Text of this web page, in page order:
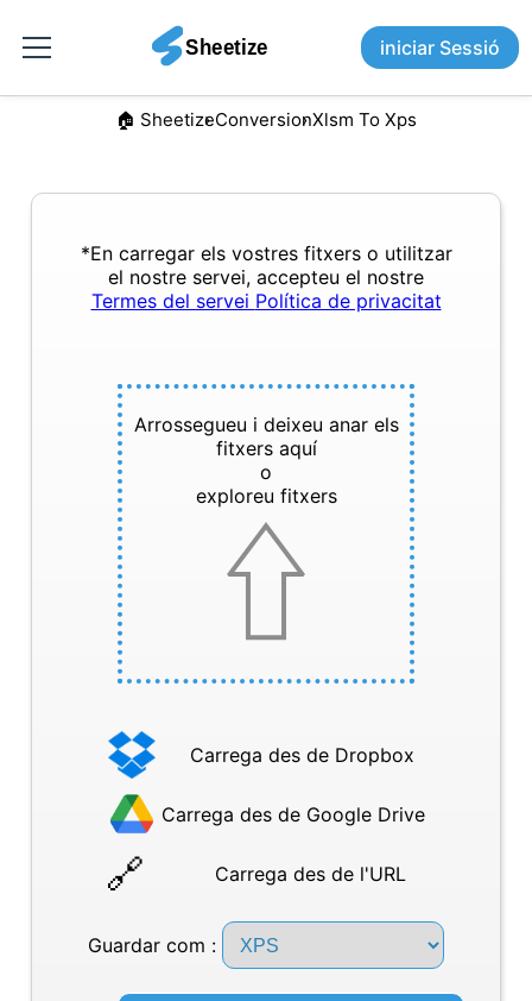
iniciar Sessió
🏠︎ SheetizeConversionXlsm To Xps
*En carregar els vostres fitxers o utilitzar
el nostre servei, accepteu el nostre
Termes del servei Política de privacitat
Arrossegueu i deixeu anar els
fitxers aquí
o
exploreu fitxers
Carrega des de Dropbox
Carrega des de Google Drive
Carrega des de l'URL
Guardar com :